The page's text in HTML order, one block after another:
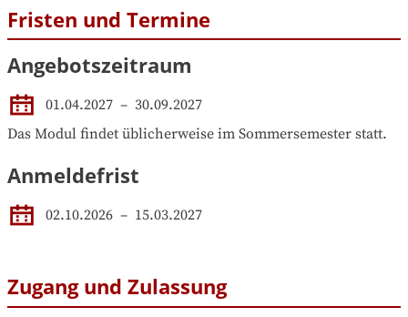
Fristen und Termine
Angebotszeitraum
01.04.2027 – 30.09.2027
Das Modul findet üblicherweise im Sommersemester statt.
Anmeldefrist
02.10.2026 – 15.03.2027
Zugang und Zulassung